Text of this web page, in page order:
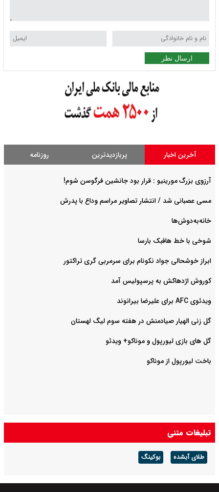
ارسال نظر
آخرین اخبار پربازدیدترین روزنامه
آرزوی بزرگ مورینیو : قرار بود جانشین فرگوسن شوم!
مسی عصبانی شد / انتشار تصاویر مراسم وداع با پدرش
خانه‌به‌دوش‌ها
شوخی با خط هافبک بارسا
ابراز خوشحالی جواد نکونام برای سرمربی گری تراکتور
کوروش اژدهاکش به پرسپولیس آمد
ویدئوی AFC برای علیرضا بیرانوند
گل زنی الهیار صیادمنش در هفته سوم لیگ لهستان
گل های بازی لیورپول و موناکو+ ویدئو
باخت لیورپول از موناکو
تبلیغات متنی
طلای آبشده بوکینگ